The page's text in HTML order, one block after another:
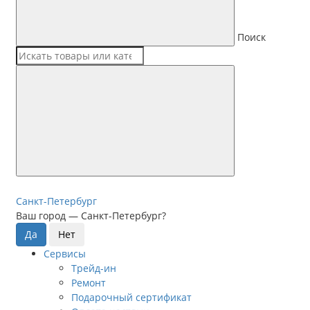
Поиск
Санкт-Петербург
Ваш город — Санкт-Петербург?
Сервисы
Трейд-ин
Ремонт
Подарочный сертификат